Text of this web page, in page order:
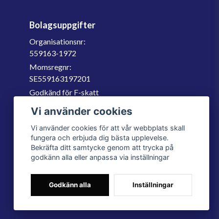
Bolagsuppgifter
Organisationsnr:
559163-1972
Momsregnr:
SE559163197201
Godkänd för F-skatt
060-566 800
Vi använder cookies
Vi använder cookies för att vår webbplats skall
fungera och erbjuda dig bästa upplevelse.
Bekräfta ditt samtycke genom att trycka på
godkänn alla eller anpassa via inställningar
Godkänn alla Inställningar